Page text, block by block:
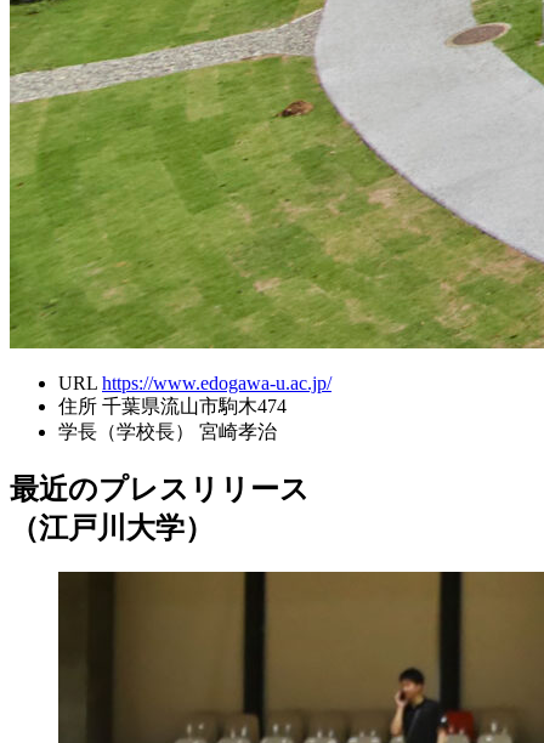
URL https://www.edogawa-u.ac.jp/
住所 千葉県流山市駒木474
学長（学校長）
宮崎孝治
最近のプレスリリース
（江戸川大学）